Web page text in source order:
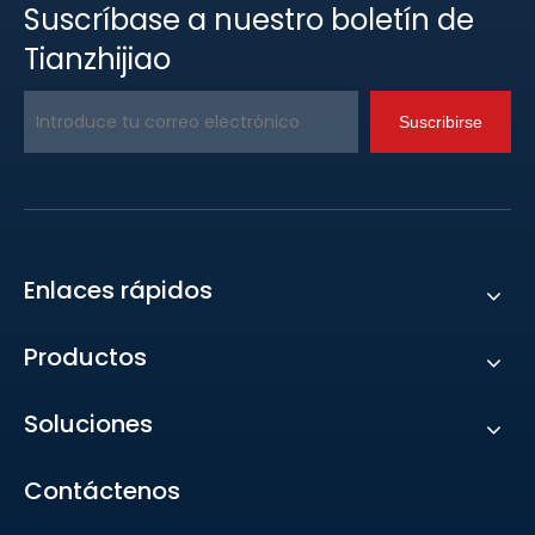
Suscríbase a nuestro boletín de
Tianzhijiao
Suscribirse
Enlaces rápidos
Productos
Soluciones
Contáctenos